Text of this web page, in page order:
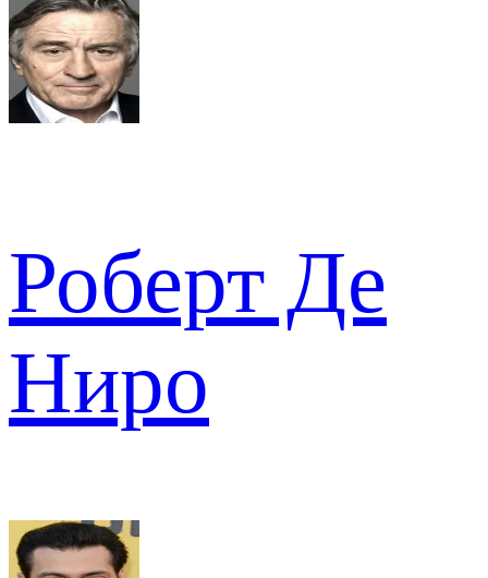
Роберт Де
Ниро